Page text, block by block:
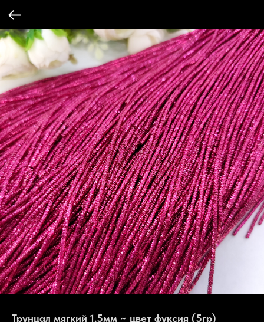
Трунцал мягкий 1,5мм ~ цвет фуксия (5гр)